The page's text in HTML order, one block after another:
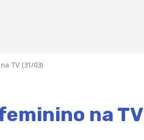
TV (31/03)
na TV